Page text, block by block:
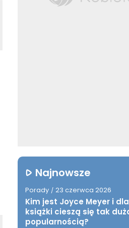
Najnowsze
Porady / 23 czerwca 2026
Kim jest Joyce Meyer i
książki cieszą się tak
popularnością?